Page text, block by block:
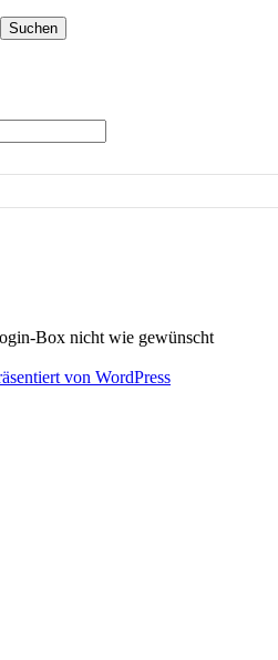
Box nicht wie gewünscht
von WordPress